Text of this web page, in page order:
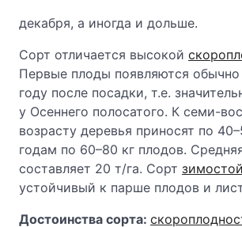
декабря, а иногда и дольше.
Сорт отличается высокой
Первые плоды появляются обычно
году после посадки, т.е.
у Осеннего полосатого. К семи-
возрасту деревья приносят по
годам по 60–80 кг плодов.
составляет 20 т/га. Сорт
устойчивый к парше плодов и
Достоинства сорта: